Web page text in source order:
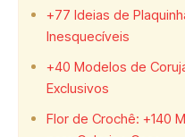
+77 Ideias de
Inesquecíveis
+40 Modelos de
Exclusivos
Flor de Crochê: +140